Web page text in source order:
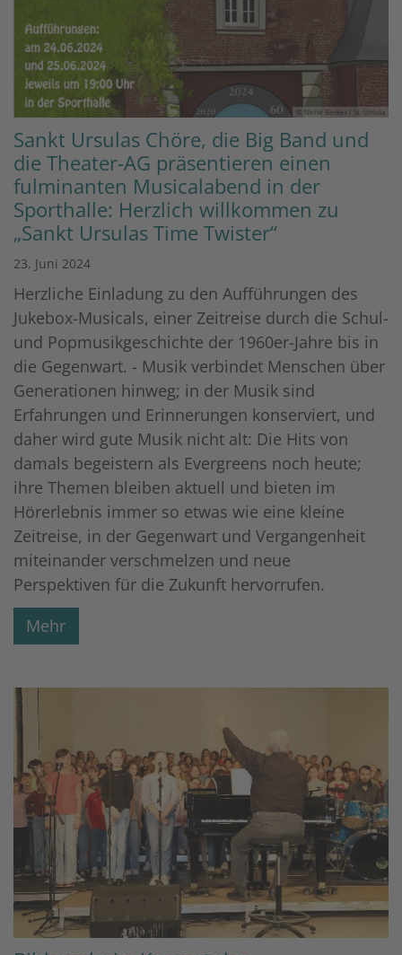
© Nehir Berker / St. Ursula
Sankt Ursulas Chöre, die Big Band und
die Theater-AG präsentieren einen
fulminanten Musicalabend in der
Sporthalle: Herzlich willkommen zu
„Sankt Ursulas Time Twister“
23. Juni 2024
Herzliche Einladung zu den Aufführungen des
Jukebox-Musicals, einer Zeitreise durch die Schul-
und Popmusikgeschichte der 1960er-Jahre bis in
die Gegenwart. - Musik verbindet Menschen über
Generationen hinweg; in der Musik sind
Erfahrungen und Erinnerungen konserviert, und
daher wird gute Musik nicht alt: Die Hits von
damals begeistern als Evergreens noch heute;
ihre Themen bleiben aktuell und bieten im
Hörerlebnis immer so etwas wie eine kleine
Zeitreise, in der Gegenwart und Vergangenheit
miteinander verschmelzen und neue
Perspektiven für die Zukunft hervorrufen.
Mehr